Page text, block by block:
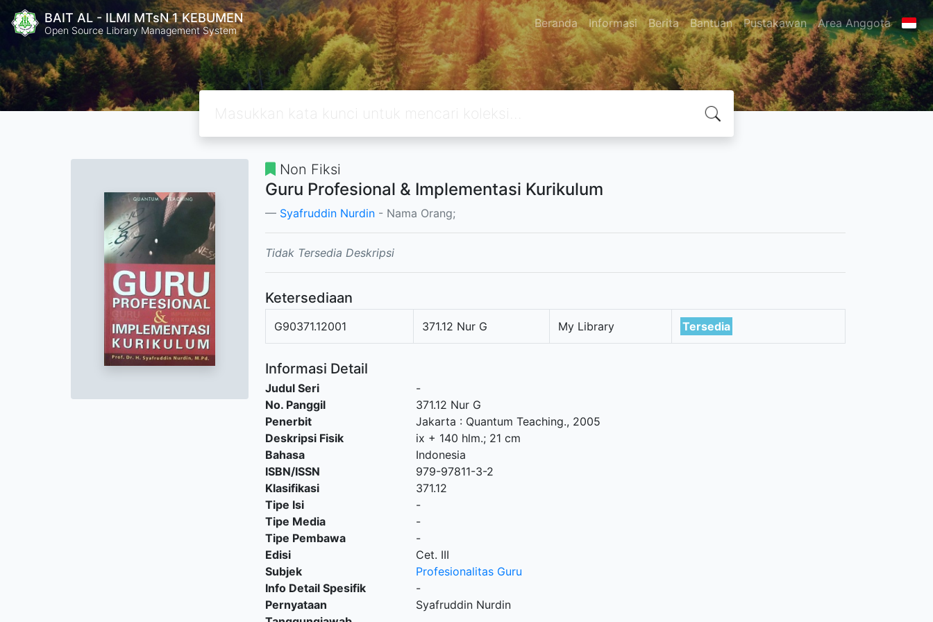
BAIT AL - ILMI MTsN 1 KEBUMEN
Open Source Library Management System Beranda Informasi Berita Bantuan Pustakawan Area Anggota
Non Fiksi
Guru Profesional & Implementasi Kurikulum
Syafruddin Nurdin - Nama Orang;
Tidak Tersedia Deskripsi
Ketersediaan
G90371.12001 371.12 Nur G My Library Tersedia
Informasi Detail
Judul Seri
-
No. Panggil
371.12 Nur G
Penerbit
Jakarta : Quantum Teaching., 2005
Deskripsi Fisik
ix + 140 hlm.; 21 cm
Bahasa
Indonesia
ISBN/ISSN
979-97811-3-2
Klasifikasi
371.12
Tipe Isi
-
Tipe Media
-
Tipe Pembawa
-
Edisi
Cet. III
Subjek
Profesionalitas Guru
Info Detail Spesifik
-
Pernyataan
Syafruddin Nurdin